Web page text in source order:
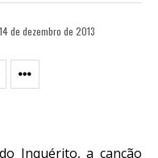
14 de dezembro de 2013
Inquérito, a canção